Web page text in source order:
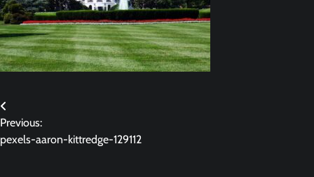
Previous:
pexels-aaron-kittredge-129112